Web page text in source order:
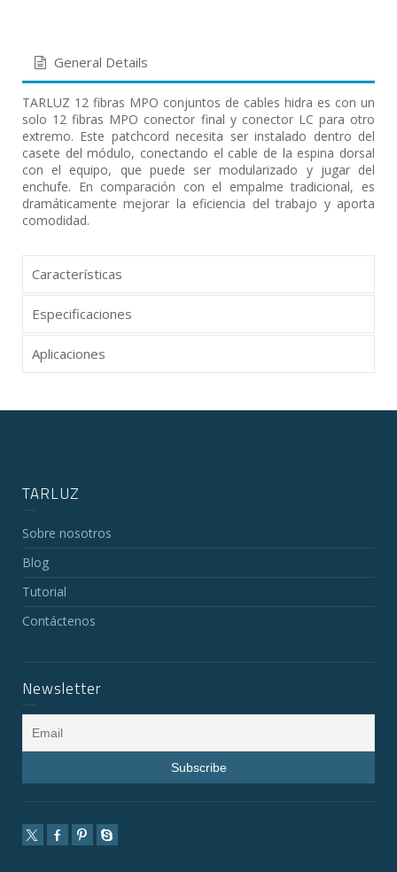
General Details
TARLUZ 12 fibras MPO conjuntos de cables hidra es con un
solo 12 fibras MPO conector final y conector LC para otro
extremo. Este patchcord necesita ser instalado dentro del
casete del módulo, conectando el cable de la espina dorsal
con el equipo, que puede ser modularizado y jugar del
enchufe. En comparación con el empalme tradicional, es
dramáticamente mejorar la eficiencia del trabajo y aporta
comodidad.
Características
Especificaciones
Aplicaciones
TARLUZ
Sobre nosotros
Blog
Tutorial
Contáctenos
Newsletter